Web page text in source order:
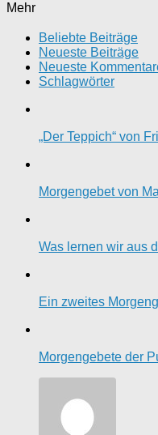
Mehr
Beliebte Beiträge
Neueste Beiträge
Neueste
Schlagwörter
„Der Teppich“ von
Morgengebet von
Was lernen wir aus
Ein zweites
Morgengebete der